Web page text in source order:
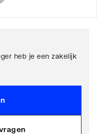
heb je een zakelijk